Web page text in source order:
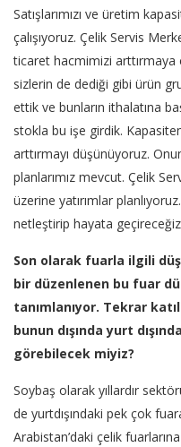
Satışlarımızı ve üretim
çalışıyoruz. Çelik Servis
ticaret hacmimizi arttırmaya
sizlerin de dediği gibi ürün
ettik ve bunların ithalatına
stokla bu işe girdik.
arttırmayı düşünüyoruz.
planlarımız mevcut. Çelik
üzerine yatırımlar
netleştirip hayata
Son olarak fuarla ilgili
bir düzenlenen bu fuar
tanımlanıyor. Tekrar
bunun dışında yurt
görebilecek miyiz?
Soybaş olarak yıllardır
de yurtdışındaki pek çok
Arabistan’daki çelik